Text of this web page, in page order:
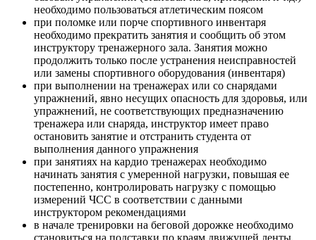
необходимо пользоваться атлетическим поясом
при поломке или порче спортивного инвентаря
необходимо прекратить занятия и сообщить об этом
инструктору тренажерного зала. Занятия можно
продолжить только после устранения неисправностей
или замены спортивного оборудования (инвентаря)
при выполнении на тренажерах или со снарядами
упражнений, явно несущих опасность для здоровья, или
упражнений, не соответствующих предназначению
тренажера или снаряда, инструктор имеет право
остановить занятие и отстранить студента от
выполнения данного упражнения
при занятиях на кардио тренажерах необходимо
начинать занятия с умеренной нагрузки, повышая ее
постепенно, контролировать нагрузку с помощью
измерений ЧСС в соответствии с данными
инструктором рекомендациями
в начале тренировки на беговой дорожке необходимо
становиться на подставки по краям движущей ленты,